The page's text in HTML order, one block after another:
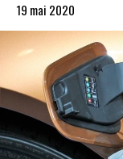
19 mai 2020